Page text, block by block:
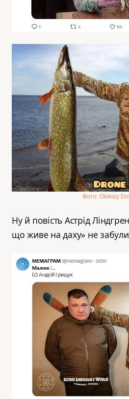
Фото: Oleksiy
Ну й повість Астрід
що живе на даху» не